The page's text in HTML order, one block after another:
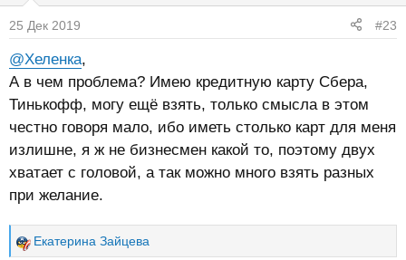
и
и
:
25 Дек 2019 #23
@Хеленка,
А в чем проблема? Имею кредитную карту Сбера,
Тинькофф, могу ещё взять, только смысла в этом
честно говоря мало, ибо иметь столько карт для меня
излишне, я ж не бизнесмен какой то, поэтому двух
хватает с головой, а так можно много взять разных
при желание.
Р
Екатерина Зайцева